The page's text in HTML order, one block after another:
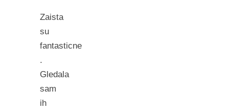
Zaista
su
fantasticne
.
Gledala
sam
ih